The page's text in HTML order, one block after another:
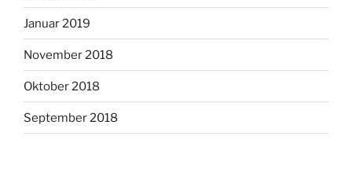
Januar 2019
November 2018
Oktober 2018
September 2018